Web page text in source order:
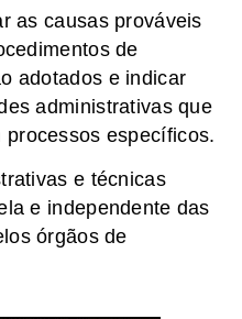
as causas prováveis
de
adotados e indicar
administrativas que
específicos.
e técnicas
e independente das
órgãos de